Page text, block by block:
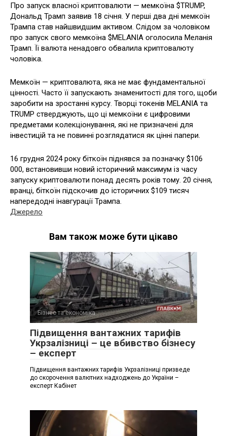
Про запуск власної криптовалюти — мемкоїна $TRUMP,
Дональд Трамп заявив 18 січня. У перші два дні мемкоїн
Трампа став найшвидшим активом. Слідом за чоловіком
про запуск свого мемкоїна $MELANIA оголосила Меланія
Трамп. Її валюта ненадовго обвалила криптовалюту
чоловіка.
Мемкоїн — криптовалюта, яка не має фундаментальної
цінності. Часто її запускають знаменитості для того, щоби
заробити на зростанні курсу. Творці токенів MELANIA та
TRUMP стверджують, що ці мемкоїни є цифровими
предметами колекціонування, які не призначені для
інвестицій та не повинні розглядатися як цінні папери.
16 грудня 2024 року біткоїн піднявся за позначку $106
000, встановивши новий історичний максимум із часу
запуску криптовалюти понад десять років тому. 20 січня,
вранці, біткоїн підскочив до історичних $109 тисяч
напередодні інавгурації Трампа.
Джерело
Вам також може бути цікаво
Бізнес та економіка
Підвищення вантажних тарифів
Укрзалізниці – це вбивство бізнесу
– експерт
Підвищення вантажних тарифів Укрзалізниці призведе
до скорочення валютних надходжень до України –
експерт Кабінет